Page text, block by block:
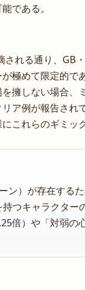
である。
される通り、GB
極めて限定的で
擁しない場合、
リア例が報告され
これらのギミッ
ン）が存在する
つキャラクター
倍）や「対弱の